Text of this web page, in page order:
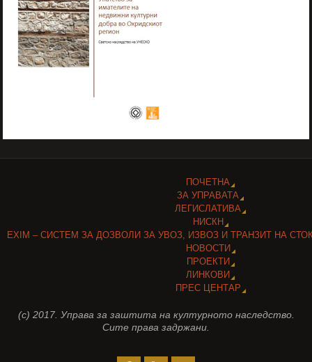
ПОЧЕТНА
ЗА УПРАВАТА
ЛЕГИСЛАТИВА
НИСКН
EXIM – СИСТЕМ ЗА ДОЗВОЛИ ЗА УВОЗ, ИЗВОЗ И ТРАНЗИТ НА
НОВОСТИ
ПРОЕКТИ
ЛИНКОВИ
ПРЕС ЦЕНТАР
(c) 2017. Управа за заштита на културното наследство.
Сите права задржани.